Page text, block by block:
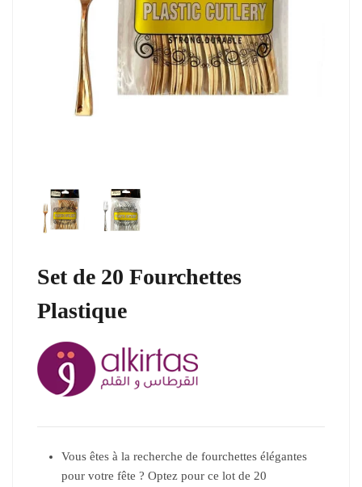
Set de 20 Fourchettes
Plastique
Vous êtes à la recherche de fourchettes élégantes
pour votre fête ? Optez pour ce lot de 20